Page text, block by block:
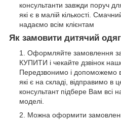
консультанти завжди поруч
які є в малій кількості.
надаємо всім клієнтам
Як замовити дитячий
Оформляйте замовлення
КУПИТИ і чекайте дзвінок
Передзвонимо і допоможемо
які є на складі, відправимо
консультант підбере Вам всі
моделі.
Можна оформити